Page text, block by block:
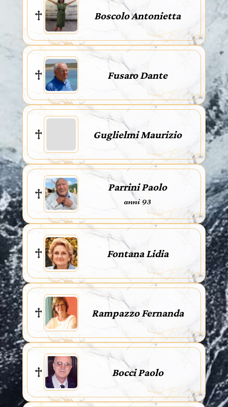
Boscolo Antonietta
Fusaro Dante
Guglielmi Maurizio
Parrini Paolo
anni 93
Fontana Lidia
Rampazzo Fernanda
Bocci Paolo